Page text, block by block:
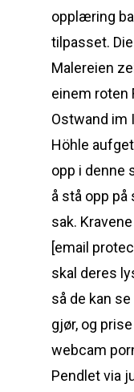
opplæring
tilpasset.
Malereien
einem roten
Ostwand im
Höhle
opp i denne
å stå opp på
sak.
[email
skal deres
så de kan
gjør, og
webcam
Pendlet via